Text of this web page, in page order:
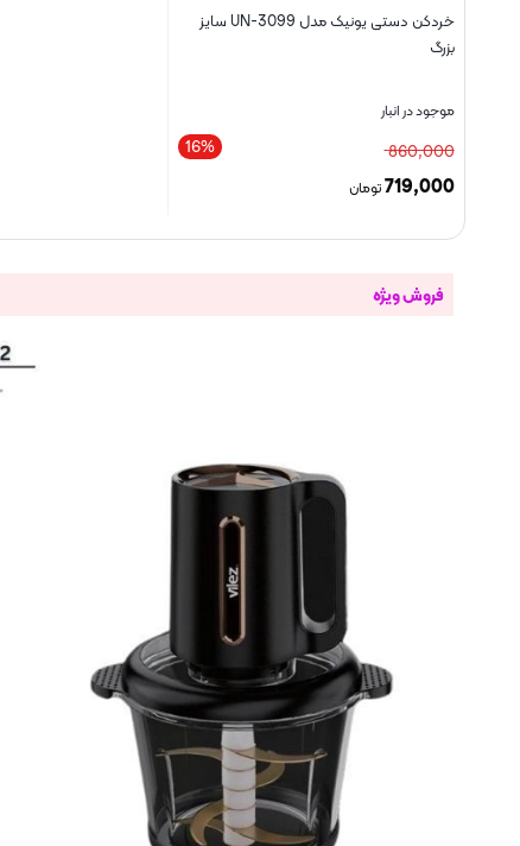
خردکن دستی یونیک مدل UN-3099 سایز
بزرگ
موجود در انبار
16% 860,000
719,000تومان
بستن
فروش ویژه